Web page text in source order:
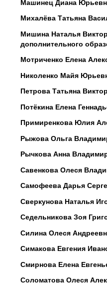
Михалёва Татьяна
Мишина Наталья
дополнительного
Мотриченко Елена
Николенко Майя
Петрова Татьяна
Потёкина Елена
Примиренкова Юлия
Рыжова Ольга
Рычкова Анна
Савенкова Олеся
Самофеева Дарья
Сверкунова Наталья
Седельникова Зоя
Силина Олеся
Симакова Евгения
Смирнова Елена
Соломатова Олеся